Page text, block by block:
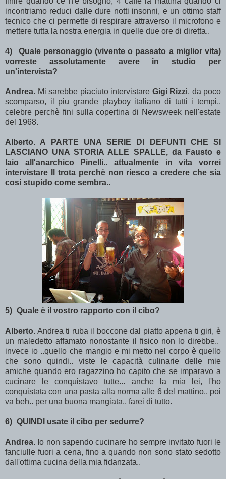
incontriamo reduci dalle dure notti insonni, e un ottimo staff
tecnico che ci permette di respirare attraverso il microfono e
mettere tutta la nostra energia in quelle due ore di diretta..
4)
Quale personaggio (vivente o passato a miglior vita)
vorreste assolutamente avere in studio per
un'intervista?
Andrea. Mi sarebbe piaciuto intervistare Gigi Rizzi, da poco
scomparso, il piu grande playboy italiano di tutti i tempi..
celebre perchè fini sulla copertina di Newsweek nell'estate
del 1968.
Alberto. A PARTE UNA SERIE DI DEFUNTI CHE SI
LASCIANO UNA STORIA ALLE SPALLE, da Fausto e
Iaio all'anarchico Pinelli.. attualmente in vita vorrei
intervistare Il trota perchè non riesco a credere che sia
cosi stupido come sembra..
5) Quale è il vostro rapporto con il cibo?
Alberto. Andrea ti ruba il boccone dal piatto appena ti giri, è
un maledetto affamato nonostante il fisico non lo direbbe..
invece io ..quello che mangio e mi metto nel corpo è quello
che sono quindi.. viste le capacità culinarie delle mie
amiche quando ero ragazzino ho capito che se imparavo a
cucinare le conquistavo tutte... anche la mia lei, l'ho
conquistata con una pasta alla norma alle 6 del mattino.. poi
va beh.. per una buona mangiata.. farei di tutto.
6) QUINDI usate il cibo per sedurre?
Andrea. Io non sapendo cucinare ho sempre invitato fuori le
fanciulle fuori a cena, fino a quando non sono stato sedotto
dall'ottima cucina della mia fidanzata..